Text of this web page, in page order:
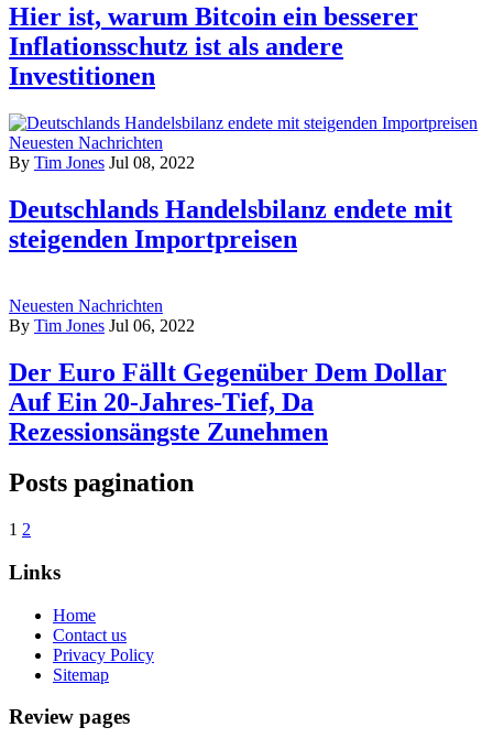
Hier ist, warum Bitcoin ein besserer
Inflationsschutz ist als andere
Investitionen
Neuesten Nachrichten
By Tim Jones Jul 08, 2022
Deutschlands Handelsbilanz endete mit
steigenden Importpreisen
Neuesten Nachrichten
By Tim Jones Jul 06, 2022
Der Euro Fällt Gegenüber Dem Dollar
Auf Ein 20-Jahres-Tief, Da
Rezessionsängste Zunehmen
Posts pagination
1 2
Links
Home
Contact us
Privacy Policy
Sitemap
Review pages